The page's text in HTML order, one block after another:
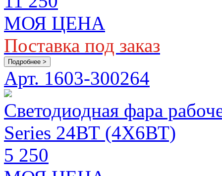
МОЯ ЦЕНА
Поставка под заказ
Подробнее >
Арт. 1603-300264
Светодиодная фара
Series 24ВТ (4Х6ВТ)
5 250